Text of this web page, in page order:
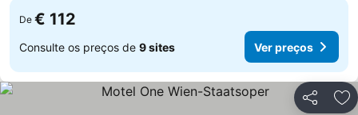
De € 112
Consulte os preços de 9 sites Ver preços
Partilhar